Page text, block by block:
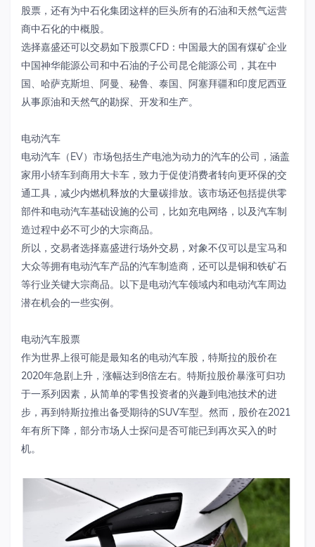
股票，还有为中石化集团这样的巨头所有的石油和天然气运营
商中石化的中概股。
选择嘉盛还可以交易如下股票CFD：中国最大的国有煤矿企业
中国神华能源公司和中石油的子公司昆仑能源公司，其在中
国、哈萨克斯坦、阿曼、秘鲁、泰国、阿塞拜疆和印度尼西亚
从事原油和天然气的勘探、开发和生产。
电动汽车
电动汽车（EV）市场包括生产电池为动力的汽车的公司，涵盖
家用小轿车到商用大卡车，致力于促使消费者转向更环保的交
通工具，减少内燃机释放的大量碳排放。该市场还包括提供零
部件和电动汽车基础设施的公司，比如充电网络，以及汽车制
造过程中必不可少的大宗商品。
所以，交易者选择嘉盛进行场外交易，对象不仅可以是宝马和
大众等拥有电动汽车产品的汽车制造商，还可以是铜和铁矿石
等行业关键大宗商品。以下是电动汽车领域内和电动汽车周边
潜在机会的一些实例。
电动汽车股票
作为世界上很可能是最知名的电动汽车股，特斯拉的股价在
2020年急剧上升，涨幅达到8倍左右。特斯拉股价暴涨可归功
于一系列因素，从简单的零售投资者的兴趣到电池技术的进
步，再到特斯拉推出备受期待的SUV车型。然而，股价在2021
年有所下降，部分市场人士探问是否可能已到再次买入的时
机。